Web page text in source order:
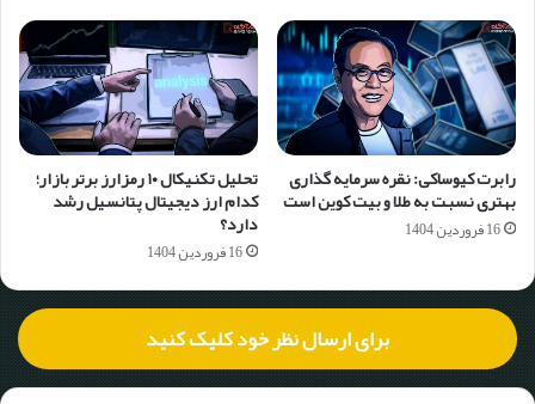
رابرت کیوساکی: نقره سرمایه گذاری
بهتری نسبت به طلا و بیت کوین است
16 فروردین 1404
تحلیل تکنیکال ۱۰ رمزارز برتر بازار؛
کدام ارز دیجیتال پتانسیل رشد
دارد؟
16 فروردین 1404
برای ارسال نظر خود کلیک کنید